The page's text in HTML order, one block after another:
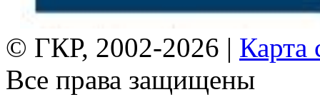
© ГКР, 2002-2026 | Карта
Все права защищены